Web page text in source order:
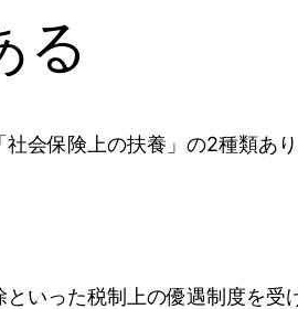
る
会保険上の扶養」の2種類あ
いった税制上の優遇制度を